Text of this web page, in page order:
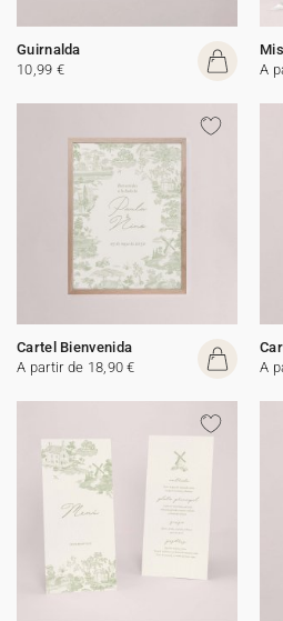
Guirnalda
10,99 €
A
Cartel Bienvenida
A partir de 18,90 €
A